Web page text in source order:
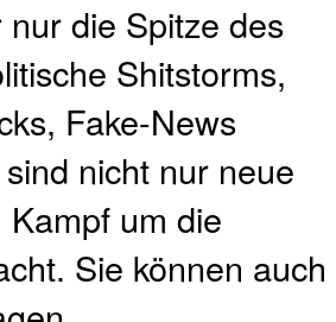
die Spitze des
Shitstorms,
Fake-News
nicht nur neue
um die
Sie können auch